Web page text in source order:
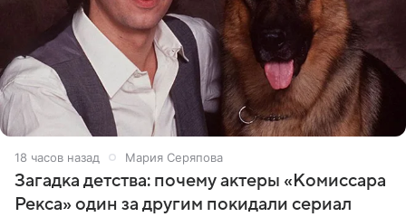
18 часов назад Мария Серяпова
Загадка детства: почему актеры «Комиссара
Рекса» один за другим покидали сериал